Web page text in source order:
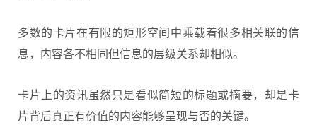
多数的卡片在有限的矩形空间中乘载着很多相关联的信
息，内容各不相同但信息的层级关系却相似。
卡片上的资讯虽然只是看似简短的标题或摘要，却是卡
片背后真正有价值的内容能够呈现与否的关键。